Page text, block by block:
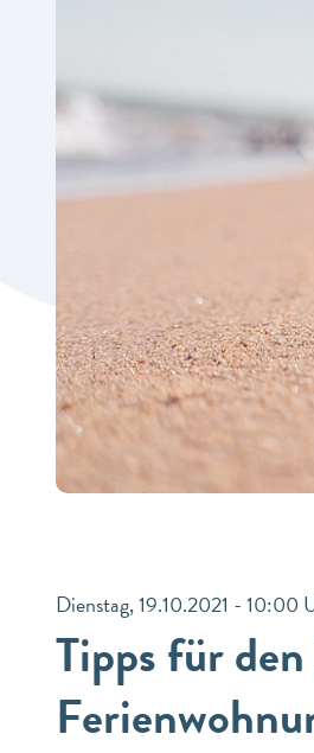
Dienstag, 19.10.2021 - 10:00
Tipps für